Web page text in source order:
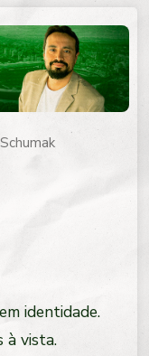
identidade.
à vista.